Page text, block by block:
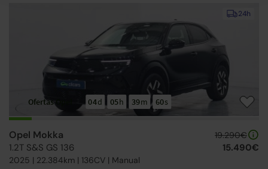
24h
Ofertas Opel 04d 05h 39m 59s
Opel Mokka
1.2T S&S GS 136
2025 | 22.384km | 136CV | Manual
19.290€
15.490€